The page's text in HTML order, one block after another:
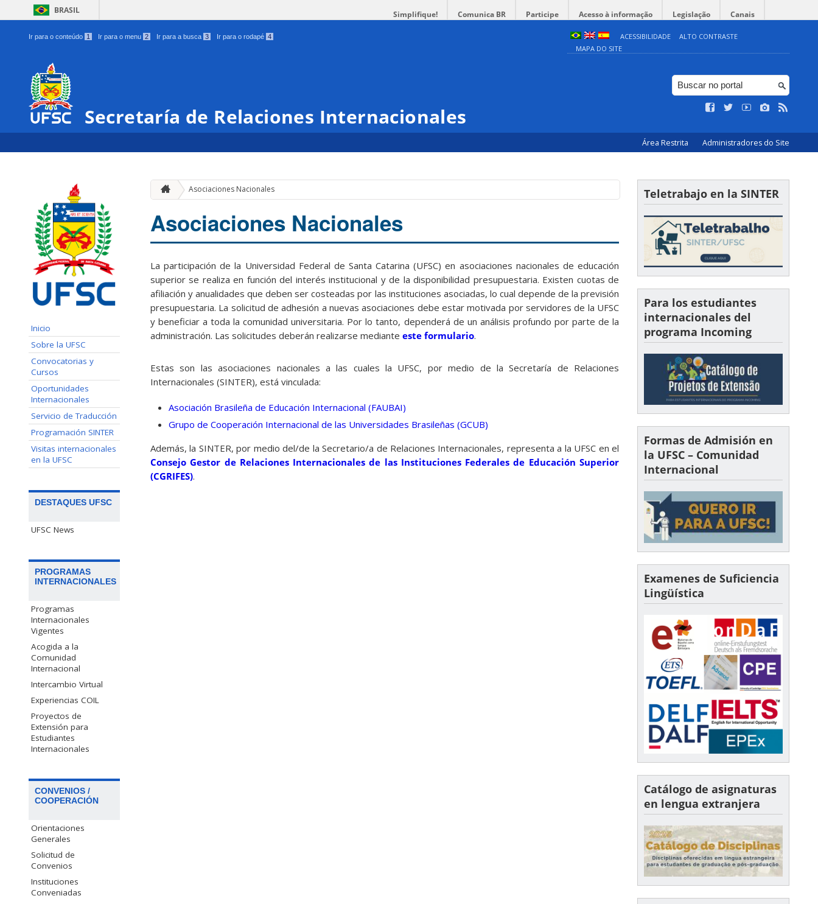
BRASIL Simplifique! Comunica BR Participe Acesso à informação Legislação Canais
Ir para o conteúdo 1 Ir para o menu 2 Ir para a busca 3 Ir para o rodapé 4 ACESSIBILIDADE
ALTO CONTRASTE
MAPA DO SITE
Secretaría de Relaciones Internacionales
Área Restrita Administradores do Site
Inicio
Sobre la UFSC
Convocatorias y
Cursos
Oportunidades
Internacionales
Servicio de Traducción
Programación SINTER
Visitas internacionales
en la UFSC
DESTAQUES UFSC
UFSC News
PROGRAMAS
INTERNACIONALES
Programas
Internacionales
Vigentes
Acogida a la
Comunidad
Internacional
Intercambio Virtual
Experiencias COIL
Proyectos de
Extensión para
Estudiantes
Internacionales
CONVENIOS /
COOPERACIÓN
Orientaciones
Generales
Solicitud de
Convenios
Instituciones
Conveniadas
Asociaciones Nacionales
Asociaciones Nacionales
La participación de la Universidad Federal de Santa Catarina (UFSC) en asociaciones nacionales de educación
superior se realiza en función del interés institucional y de la disponibilidad presupuestaria. Existen cuotas de
afiliación y anualidades que deben ser costeadas por las instituciones asociadas, lo cual depende de la previsión
presupuestaria. La solicitud de adhesión a nuevas asociaciones debe estar motivada por servidores de la UFSC
y beneficiar a toda la comunidad universitaria. Por lo tanto, dependerá de un análisis profundo por parte de la
administración. Las solicitudes deberán realizarse mediante este formulario.
Estas son las asociaciones nacionales a las cuales la UFSC, por medio de la Secretaría de Relaciones
Internacionales (SINTER), está vinculada:
Asociación Brasileña de Educación Internacional (FAUBAI)
Grupo de Cooperación Internacional de las Universidades Brasileñas (GCUB)
Además, la SINTER, por medio del/de la Secretario/a de Relaciones Internacionales, representa a la UFSC en el
Consejo Gestor de Relaciones Internacionales de las Instituciones Federales de Educación Superior
(CGRIFES).
Teletrabajo en la SINTER
Para los estudiantes
internacionales del
programa Incoming
Formas de Admisión en
la UFSC – Comunidad
Internacional
Examenes de Suficiencia
Lingüística
Catálogo de asignaturas
en lengua extranjera